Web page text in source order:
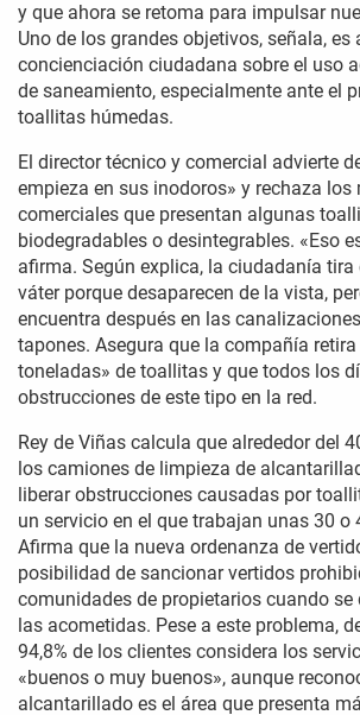
y que ahora se retoma para impulsar
Uno de los grandes objetivos, señala, es
concienciación ciudadana sobre el uso
de saneamiento, especialmente ante el
toallitas húmedas.
El director técnico y comercial advierte
empieza en sus inodoros» y rechaza los
comerciales que presentan algunas
biodegradables o desintegrables. «Eso
afirma. Según explica, la ciudadanía tira
váter porque desaparecen de la vista,
encuentra después en las
tapones. Asegura que la compañía
toneladas» de toallitas y que todos los
obstrucciones de este tipo en la red.
Rey de Viñas calcula que alrededor del
los camiones de limpieza de
liberar obstrucciones causadas por
un servicio en el que trabajan unas 30 o
Afirma que la nueva ordenanza de
posibilidad de sancionar vertidos
comunidades de propietarios cuando se
las acometidas. Pese a este problema,
94,8% de los clientes considera los
«buenos o muy buenos», aunque
alcantarillado es el área que presenta